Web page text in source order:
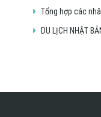
Tổng hợp các
DU LỊCH NHẬT